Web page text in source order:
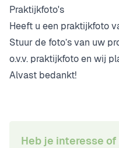
Praktijkfoto's
Heeft u een praktijkfoto
Stuur de foto’s van uw
o.v.v. praktijkfoto en wij
Alvast bedankt!
Heb je interesse of